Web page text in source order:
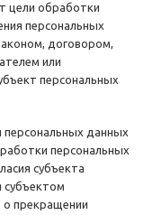
цели обработки
персональных
договором,
или
персональных
персональных данных
персональных
субъекта
субъектом
о прекращении